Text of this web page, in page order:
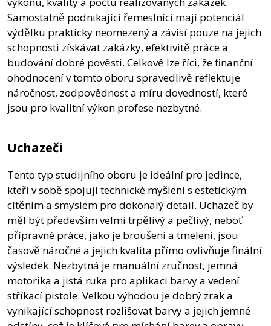
Samostatně podnikající řemeslníci mají potenciál
výdělku prakticky neomezený a závisí pouze na jejich
schopnosti získávat zakázky, efektivitě práce a
budování dobré pověsti. Celkově lze říci, že finanční
ohodnocení v tomto oboru spravedlivě reflektuje
náročnost, zodpovědnost a míru dovedností, které
jsou pro kvalitní výkon profese nezbytné.
Uchazeči
Tento typ studijního oboru je ideální pro jedince,
kteří v sobě spojují technické myšlení s estetickým
cítěním a smyslem pro dokonalý detail. Uchazeč by
měl být především velmi trpělivý a pečlivý, neboť
přípravné práce, jako je broušení a tmelení, jsou
časově náročné a jejich kvalita přímo ovlivňuje finální
výsledek. Nezbytná je manuální zručnost, jemná
motorika a jistá ruka pro aplikaci barvy a vedení
stříkací pistole. Velkou výhodou je dobrý zrak a
vynikající schopnost rozlišovat barvy a jejich jemné